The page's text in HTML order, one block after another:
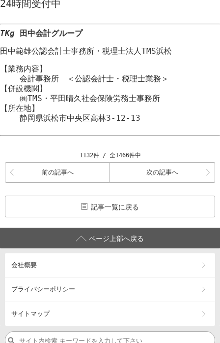
24時間受付中
TKg 田中会計グループ
田中範雄公認会計士事務所 ・ 税理士法人TMS浜松
【業務内容】
会計事務所 ＜公認会計士・税理士業務＞
【併設機関】
㈱TMS・平田晴久社会保険労務士事務所
【所在地】
静岡県浜松市中央区高林3-12-13
1132件 / 全1466件中
前の記事へ 次の記事へ
記事一覧に戻る
ページ上部へ戻る
会社概要
プライバシーポリシー
サイトマップ